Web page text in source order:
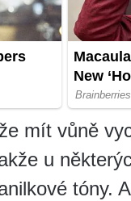
mít vůně
u
tóny.